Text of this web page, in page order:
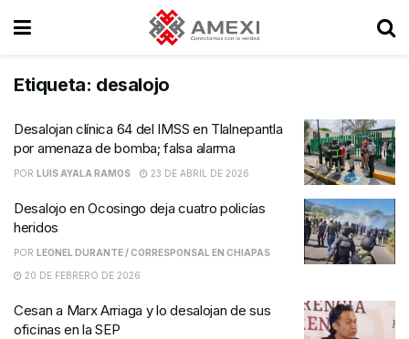
Etiqueta: desalojo
Desalojan clínica 64 del IMSS en Tlalnepantla
por amenaza de bomba; falsa alarma
POR LUIS AYALA RAMOS 23 DE ABRIL DE 2026
Desalojo en Ocosingo deja cuatro policías
heridos
POR LEONEL DURANTE / CORRESPONSAL EN CHIAPAS
20 DE FEBRERO DE 2026
Cesan a Marx Arriaga y lo desalojan de sus
oficinas en la SEP